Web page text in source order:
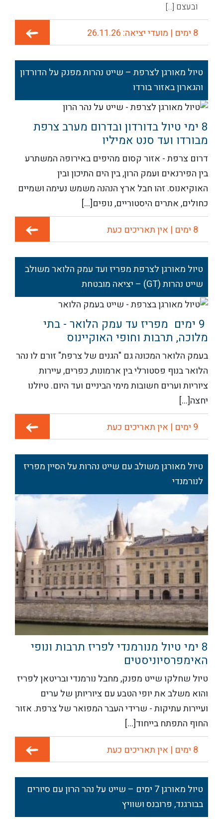
ובעצם [...]
8 ימים | מועדי יציאה: 26.11.26
טיול מאורגן לצרפת – שייט נהרות מפנק על הדורדון
והגארון באזור בורדו
8 ימי טיול בדורדון ובדרום מערב צרפת
מבורדו ועד סנט אמיליו
דרום צרפת - אזור קסום מהיפים באירופה המשתרע
בין הפירנאים ועמק הרון, בין הים התיכון ובין
האוקיאנוס. זהו חבל ארץ הנהנה משמש נעימה ושמיים
כחולים, אתרים היסטוריים, נופים[...]
8 ימים | אין תאריכים כעת
טיול מאורגן לצרפת מפריז ועד עמק הלואר משולב
שייט נהרות (GT) – יציאה מובטחת
9 ימים מפריז עד עמק הלואר - בתי
מלוכה, תרבות וחופי האוקיינוס
בעמק הלואר המכונה גם "הגנים של צרפת" זורם לו נהר
הלואר בנוף פסטורלי בין ארמונות, כפרים, עיירות
ציוריות וערים חשובות מימי הביניים ועד היום. טיולנו
יחצה[...]
9 ימים | אין תאריכים כעת
טיול מאורגן משולב עם שייט נהרות על הסיין מפריז
לנורמנדי
8 ימי טיול מנורמנדי לפריז תרבות ונופי
האימפרסיוניסטים
טיול שחלקו שייט מפנק, מחבל נורמנדי ובריטאן לפריז
והוא משלב את יופי הטבע עם ציוריותן של ערים
ועיירות עתיקות - שרידי העבר המפואר של צרפת. אזור
החוף התפתח בייחוד[...]
8 ימים | אין תאריכים כעת
טיול מאורגן 7 ימים – שייט על נהר הרון עם סיורים
בבורגנד, פרובנס ושוויץ